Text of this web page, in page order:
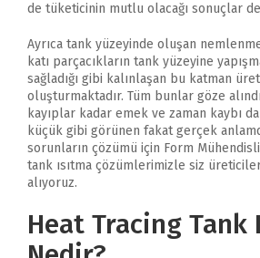
de tüketicinin mutlu olacağı sonuçlar
Ayrıca tank yüzeyinde oluşan
katı parçacıkların tank yüzeyine
sağladığı gibi kalınlaşan bu katman
oluşturmaktadır. Tüm bunlar göze
kayıplar kadar emek ve zaman kaybı
küçük gibi görünen fakat gerçek
sorunların çözümü için Form
tank ısıtma çözümlerimizle siz
alıyoruz.
Heat Tracing Tank